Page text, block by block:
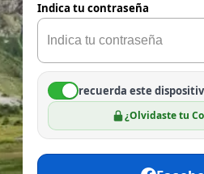
Indica tu contraseña
recuerda este
¿Olvidaste tu